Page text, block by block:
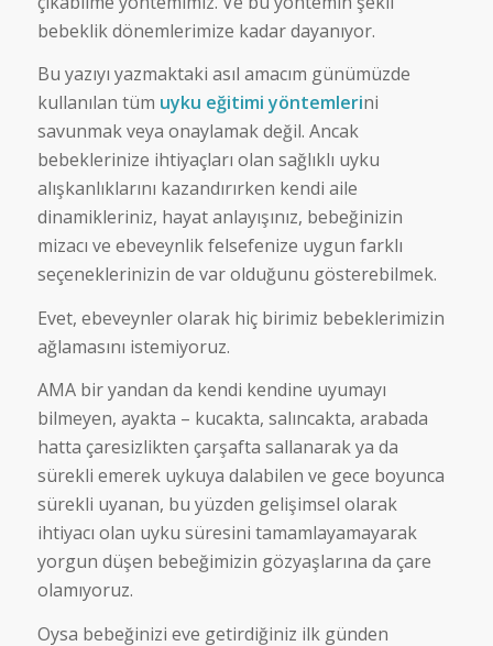
bebeklik dönemlerimize kadar dayanıyor.
Bu yazıyı yazmaktaki asıl amacım günümüzde
kullanılan tüm uyku eğitimi yöntemlerini
savunmak veya onaylamak değil. Ancak
bebeklerinize ihtiyaçları olan sağlıklı uyku
alışkanlıklarını kazandırırken kendi aile
dinamikleriniz, hayat anlayışınız, bebeğinizin
mizacı ve ebeveynlik felsefenize uygun farklı
seçeneklerinizin de var olduğunu gösterebilmek.
Evet, ebeveynler olarak hiç birimiz bebeklerimizin
ağlamasını istemiyoruz.
AMA bir yandan da kendi kendine uyumayı
bilmeyen, ayakta – kucakta, salıncakta, arabada
hatta çaresizlikten çarşafta sallanarak ya da
sürekli emerek uykuya dalabilen ve gece boyunca
sürekli uyanan, bu yüzden gelişimsel olarak
ihtiyacı olan uyku süresini tamamlayamayarak
yorgun düşen bebeğimizin gözyaşlarına da çare
olamıyoruz.
Oysa bebeğinizi eve getirdiğiniz ilk günden